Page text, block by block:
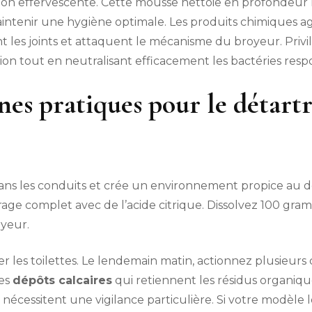
une hygiène optimale. Les produits chimiques
les joints et attaquent le mécanisme du broyeur.
tout en neutralisant efficacement les bactéries
pratiques pour le
les conduits et crée un environnement propice au
complet avec de l’acide citrique. Dissolvez 100
les toilettes. Le lendemain matin, actionnez plusieurs
dépôts calcaires qui retiennent les résidus
une vigilance particulière. Si votre